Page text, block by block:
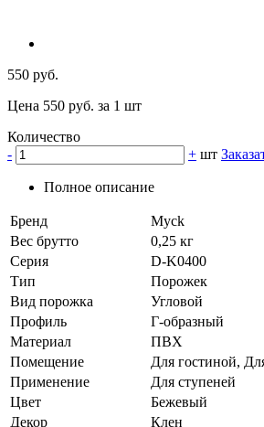
550 руб.
Цена 550 руб. за 1 шт
Количество
-
+ шт
Полное описание
Бренд
Myck
Вес брутто
0,25 кг
Серия
D-K0400
Тип
Порожек
Вид порожка
Угловой
Профиль
Г-образный
Материал
ПВХ
Помещение
Для гостиной,
Применение
Для ступеней
Цвет
Бежевый
Декор
Клен